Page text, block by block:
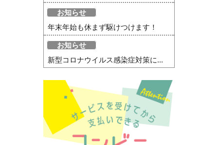
お知らせ
年末年始も休まず駆けつけます！
お知らせ
新型コロナウイルス感染症対策に...